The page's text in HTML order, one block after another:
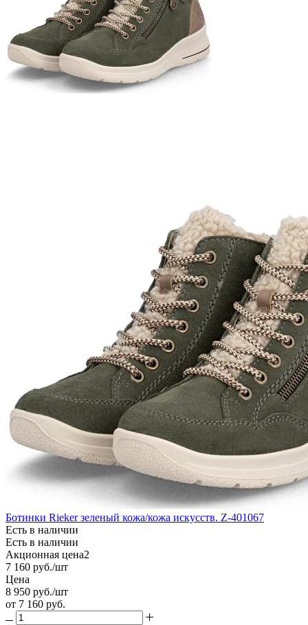
Ботинки Rieker зеленый кожа/кожа искусств. Z-401067
Есть в наличии
Есть в наличии
Акционная цена2
7 160 руб./шт
Цена
8 950 руб./шт
от 7 160 руб.